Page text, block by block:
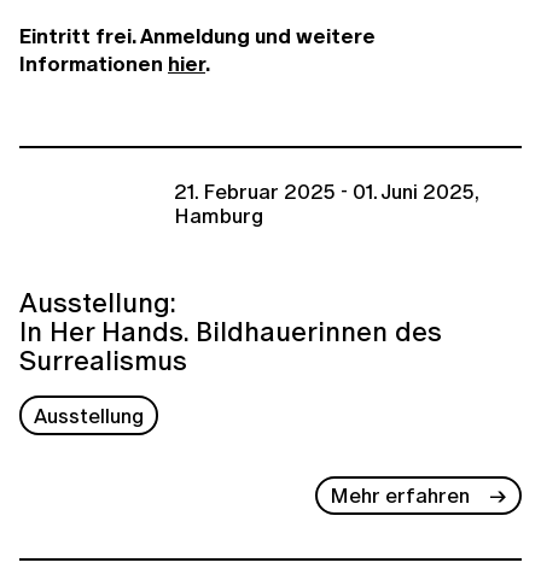
Eintritt frei. Anmeldung und weitere
Informationen hier.
21. Februar 2025 - 01. Juni 2025,
Hamburg
Ausstellung:
In Her Hands. Bildhauerinnen des
Surrealismus
Ausstellung
Mehr erfahren